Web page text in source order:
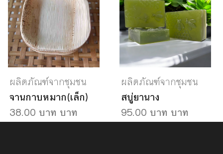
ผลิตภัณฑ์จากชุมชน
จานกาบหมาก(เล็ก)
38.00 บาท บาท
ผลิตภัณฑ์จากชุมชน
สบู่ยานาง
95.00 บาท บาท